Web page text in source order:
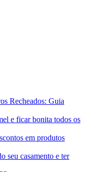
Recheados: Guia
e ficar bonita todos os
em produtos
seu casamento e ter